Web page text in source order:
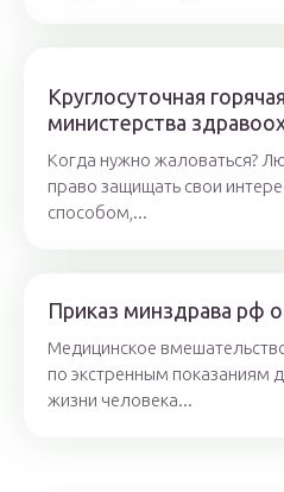
Круглосуточная
министерства
Когда нужно жаловаться?
право защищать свои
способом,...
Приказ минздрава рф
Медицинское
по экстренным показаниям
жизни человека...